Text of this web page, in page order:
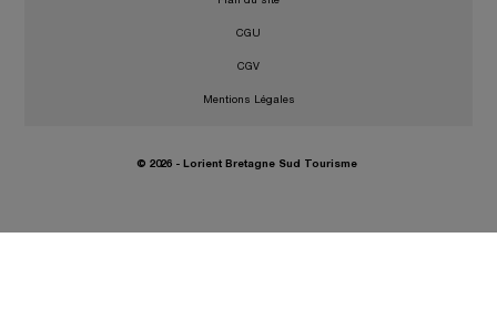
© 2026 - Lorient Bretagne Sud Tourisme
CGU
CGV
Mentions Légales